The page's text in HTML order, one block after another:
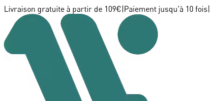
Livraison gratuite à partir de 109€ Paiement jusqu'à 10 fois